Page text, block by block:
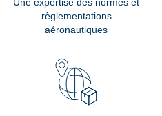
Une expertise des normes et
règlementations
aéronautiques